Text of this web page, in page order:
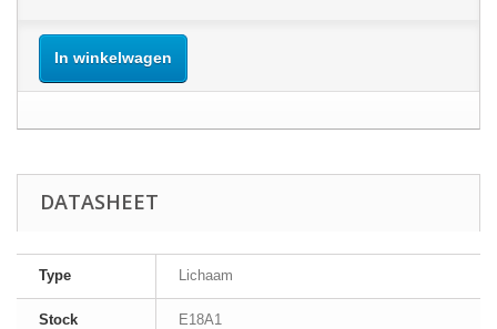
In winkelwagen
DATASHEET
Type Lichaam
Stock E18A1